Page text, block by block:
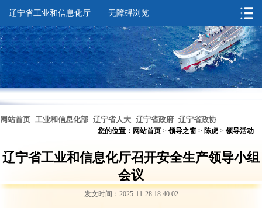
网站首页 工业和信息化部 辽宁省人大 辽宁省政府 辽宁省政协
无障碍浏览
辽宁省工业和信息化厅 无障碍浏览
您的位置： 网站首页 > 领导之窗 > 陈虎 > 领导活动
辽宁省工业和信息化厅召开安全生产领导小组
会议
发文时间：2025-11-28 18:40:02